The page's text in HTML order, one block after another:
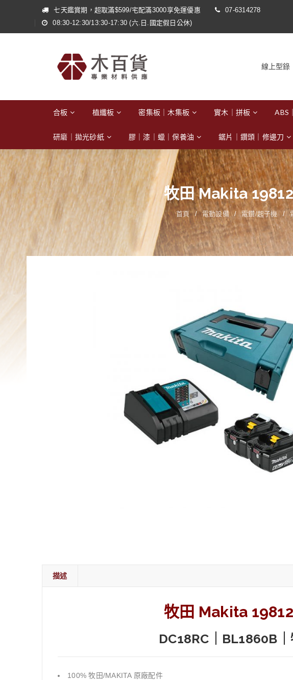
七天鑑賞期，超取滿$599/宅配滿3000享免運優惠
07-6314278
08:30-12:30/13:30-17:30 (六.日.國定假日公休)
線上型錄
合板 植纖板 密集板｜木集板 實木｜拼板 ABS
研磨｜拋光砂紙 膠｜漆｜蠟｜保養油 鋸片｜鑽頭｜修邊刀
牧田 Makita
首頁 / 電動設備 / 電鑽/起子機 /
描述
牧田 Makita
DC18RC｜BL1860B
100% 牧田/MAKITA 原廠配件